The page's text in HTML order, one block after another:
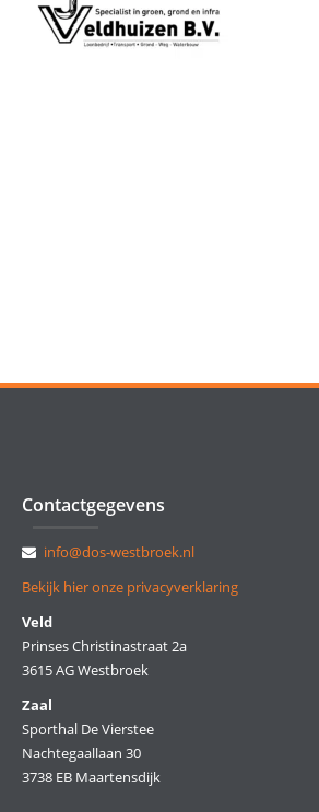
Contactgegevens
info@dos-westbroek.nl
Bekijk hier onze privacyverklaring
Veld
Prinses Christinastraat 2a
3615 AG Westbroek
Zaal
Sporthal De Vierstee
Nachtegaallaan 30
3738 EB Maartensdijk